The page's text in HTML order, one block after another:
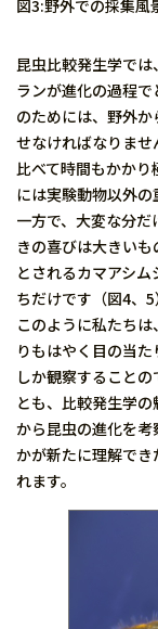
図3:野外での採集風
昆虫比較発生学で
ランが進化の過程
のためには、野外
せなければなりま
比べて時間もかか
には実験動物以外の
一方で、大変な分
きの喜びは大きい
とされるカマアシ
ちだけです（図4、5
このように私たち
りもはやく目の当
しか観察すること
とも、比較発生学
から昆虫の進化を
かが新たに理解で
れます。